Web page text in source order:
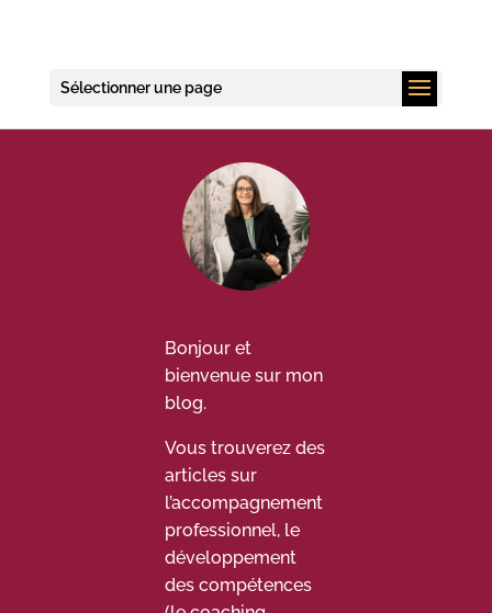
Sélectionner une page
Bonjour et
bienvenue sur mon
blog.
Vous trouverez des
articles sur
l’accompagnement
professionnel, le
développement
des compétences